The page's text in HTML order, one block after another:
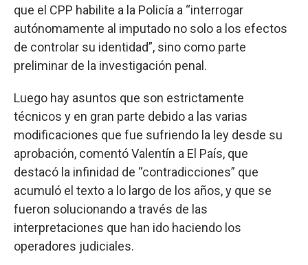
que el CPP habilite a la Policía a “interrogar
autónomamente al imputado no solo a los efectos
de controlar su identidad”, sino como parte
preliminar de la investigación penal.
Luego hay asuntos que son estrictamente
técnicos y en gran parte debido a las varias
modificaciones que fue sufriendo la ley desde su
aprobación, comentó Valentín a El País, que
destacó la infinidad de “contradicciones” que
acumuló el texto a lo largo de los años, y que se
fueron solucionando a través de las
interpretaciones que han ido haciendo los
operadores judiciales.